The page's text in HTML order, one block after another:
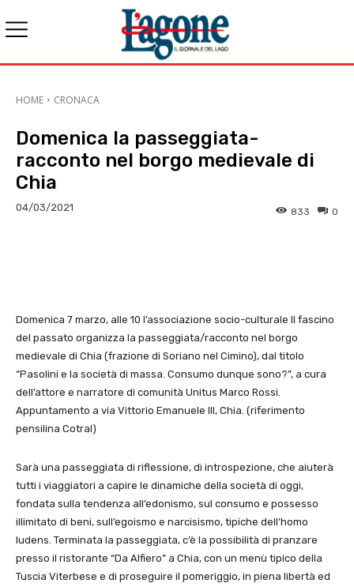
HOME CRONACA
Domenica la passeggiata-
racconto nel borgo medievale di
Chia
04/03/2021 0
833
Domenica 7 marzo, alle 10 l’associazione socio-culturale Il fascino
del passato organizza la passeggiata/racconto nel borgo
medievale di Chia (frazione di Soriano nel Cimino), dal titolo
“Pasolini e la società di massa. Consumo dunque sono?”, a cura
dell’attore e narratore di comunità Unitus Marco Rossi.
Appuntamento a via Vittorio Emanuele III, Chia. (riferimento
pensilina Cotral)
Sarà una passeggiata di riflessione, di introspezione, che aiuterà
tutti i viaggiatori a capire le dinamiche della società di oggi,
fondata sulla tendenza all’edonismo, sul consumo e possesso
illimitato di beni, sull’egoismo e narcisismo, tipiche dell’homo
ludens. Terminata la passeggiata, c’è la possibilità di pranzare
presso il ristorante “Da Alfiero” a Chia, con un menù tipico della
Tuscia Viterbese e di proseguire il pomeriggio, in piena libertà ed